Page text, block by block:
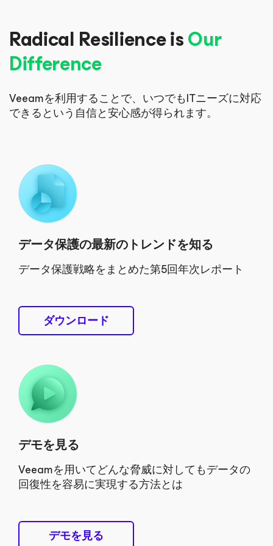
Radical Resilience isOur
Difference
Veeamを利用することで、いつでもITニーズに対応
できるという自信と安心感が得られます。
データ保護の最新のトレンドを知る
データ保護戦略をまとめた第5回年次レポート
ダウンロード
デモを見る
Veeamを用いてどんな脅威に対してもデータの
回復性を容易に実現する方法とは
デモを見る